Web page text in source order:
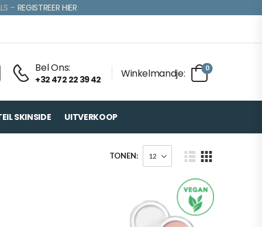
– REGISTREER HIER
Bel Ons:
+32 472 22 39 42 Winkelmandje: 0
SKINSIDE UITVERKOOP
TONEN: